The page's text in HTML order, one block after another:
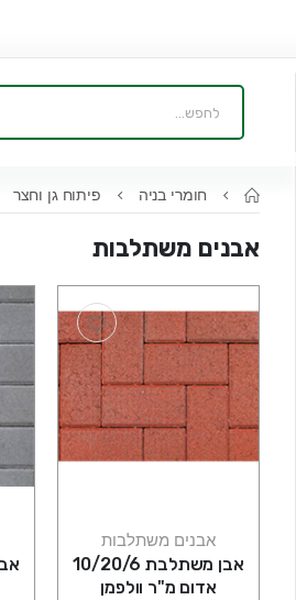
חומרי בניה פיתוח גן וחצר
אבנים משתלבות
אבנים משתלבות
אבן משתלבת 10/20/6
אדום מ"ר וולפמן